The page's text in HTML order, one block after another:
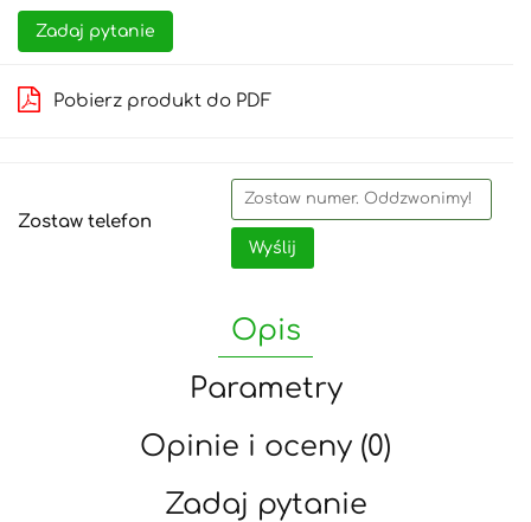
Zadaj pytanie
Pobierz produkt do PDF
Zostaw telefon
Wyślij
Opis
Parametry
Opinie i oceny (0)
Zadaj pytanie